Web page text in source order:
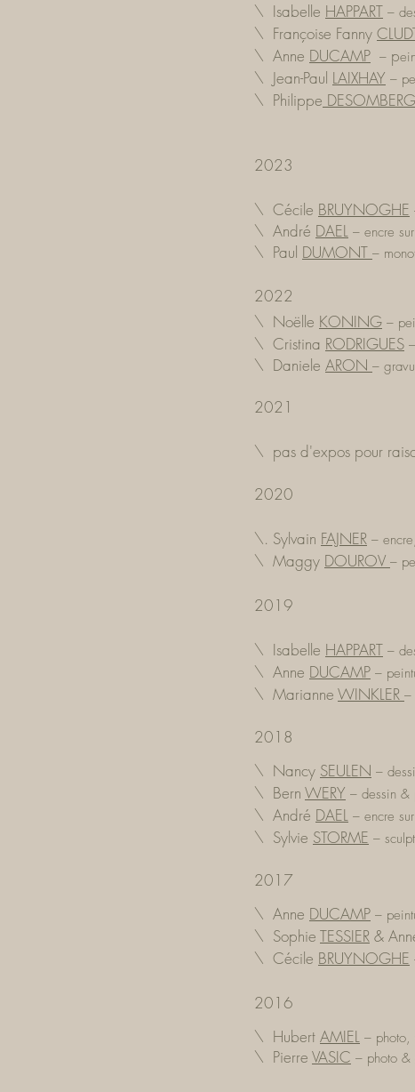
\ Isabelle HAPPART –
\ Françoise Fanny
\ Anne DUCAMP – p
\ Jean-Paul LAIXHAY –
\ Philippe DESOMBERG
2023
\ Cécile BRUYNOGHE
\ André DAEL – encre
\ Paul DUMONT –
2022
\ Noëlle KONING –
\ Cristina RODRIGUES –
\ Daniele ARON –
2021
\ pas d'expos pour
2020
\. Sylvain FAJNER – encre,
\ Maggy DOUROV –
2019
\ Isabelle HAPPART –
\ Anne DUCAMP –
\ Marianne WINKLER –
2018
\ Nancy SEULEN –
\ Bern WERY – dessin &
\ André DAEL – encre
\ Sylvie STORME –
2017
\ Anne DUCAMP –
\ Sophie TESSIER &
\ Cécile BRUYNOGHE
2016
\ Hubert AMIEL – photo,
\ Pierre VASIC – photo &